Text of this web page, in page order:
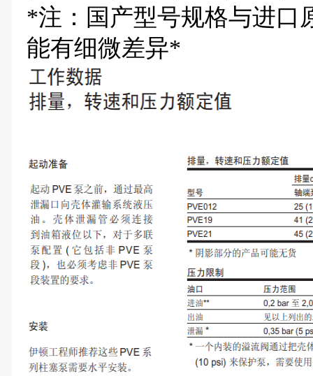
*注：国产型号规格与进口
能有细微差异*